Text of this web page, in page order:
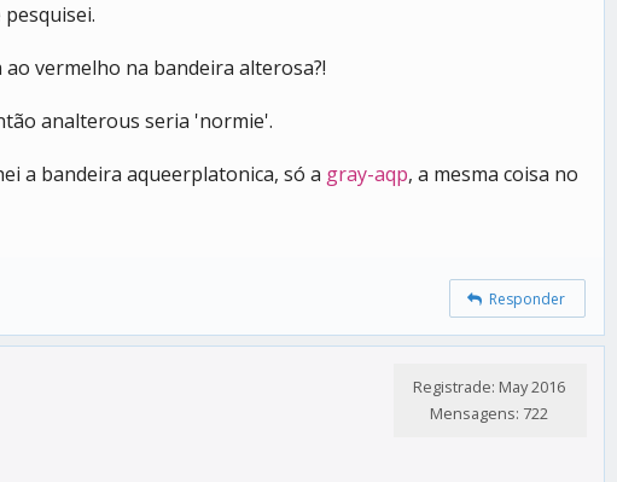
vermelho na bandeira alterosa?!
analterous seria 'normie'.
a bandeira aqueerplatonica, só a gray-aqp, a mesma coisa no
Responder
Registrade: May 2016
Mensagens: 722